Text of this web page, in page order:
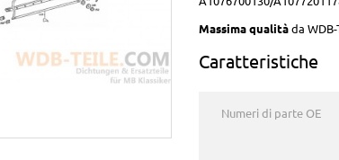
Massima qualitàda WDB-
Caratteristiche
Numeri di parte OE